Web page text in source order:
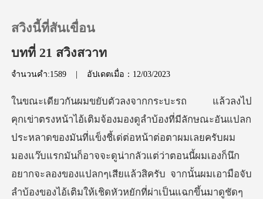
เติมเงิน
ประวัติการอ่าน
ออกจากระบบ
สวิงนี้ที่สันเขื่อน
บทที่ 21 สวิงสวาท
จำนวนคำ:1589 | อัปเดตเมื่อ：12/03/2023
งชี้เด่ต่อหน้าต่อตาผมเลยครับผม
มองแว๊บแรกมันก็อาจจะดูน่ากลัวแต่ว่าตอนนี้ผมเองก็นึก
อยากจะลองของแปลกๆเสียแล้วสิครับ จาก